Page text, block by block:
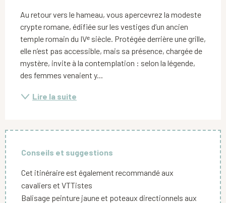
Au retour vers le hameau, vous apercevrez la modeste
crypte romane, édifiée sur les vestiges d’un ancien
temple romain du IVᵉ siècle. Protégée derrière une grille,
elle n’est pas accessible, mais sa présence, chargée de
mystère, invite à la contemplation : selon la légende,
des femmes venaient y...
Lire la suite
Conseils et suggestions
Cet itinéraire est également recommandé aux
cavaliers et VTTistes
Balisage peinture jaune et poteaux directionnels aux